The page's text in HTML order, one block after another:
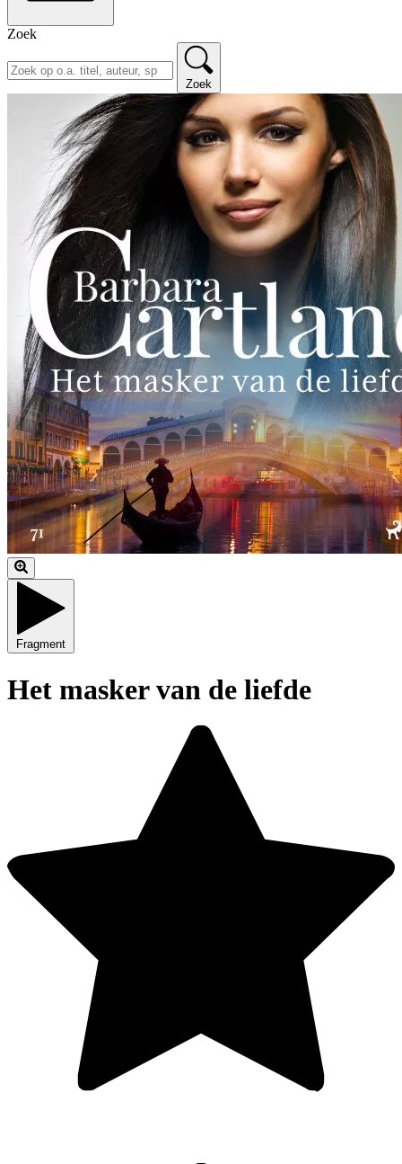
Zoek
Zoek
Fragment
Het masker van de liefde